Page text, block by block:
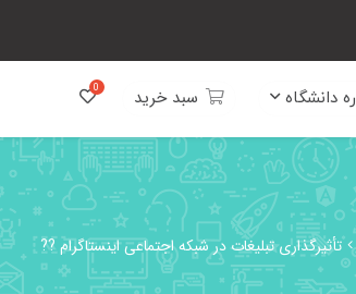
دانشگاه سبد خرید
تأثیرگذاری تبلیغات در شبکه اجتماعی اینستاگرام ??